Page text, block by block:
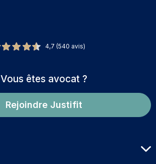
4,7 (540 avis)
Vous êtes avocat ?
Rejoindre Justifit